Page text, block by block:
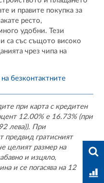
и правите покупка за
ресто,
удобни. Тези
са със същото високо
чрез чипа на
безконтактните
при карта с кредитен
12.00% е 16.73% (при
лева)). При
предвид гратисният
целият размер на
и изцяло,
и се погасява на 12